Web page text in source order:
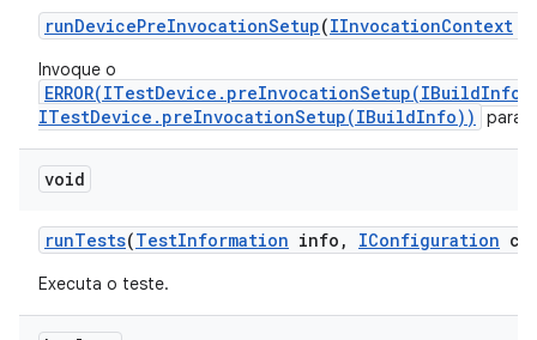
runDevicePreInvocationSetup(IInvocationContext
Invoque o
ITestDevice.preInvocationSetup(IBuildInfo))
para
void
runTests(TestInformation info , IConfiguration
Executa o teste.